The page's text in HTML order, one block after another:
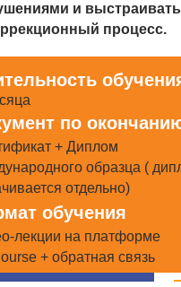
и выстраивать
процесс.
+ Диплом
образца (
отдельно)
по
лекции на платформе
+ обратная связь
обучения